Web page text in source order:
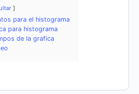
para el histograma
para histograma
de la grafica